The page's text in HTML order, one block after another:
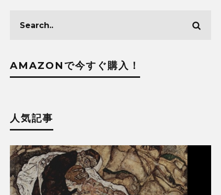
AMAZONで今すぐ購入！
人気記事